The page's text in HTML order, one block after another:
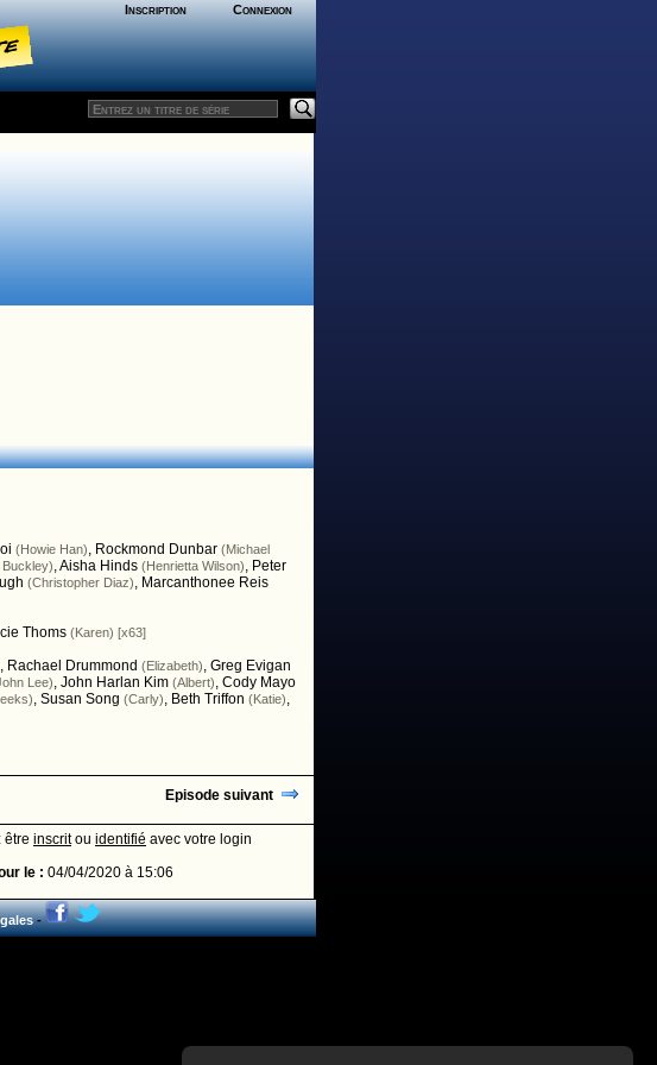
Inscription Connexion
(Howie Han), Rockmond Dunbar (Michael
,Aisha Hinds (Henrietta Wilson), Peter
(Christopher Diaz), Marcanthonee Reis
Thoms (Karen) [x63]
, Rachael Drummond (Elizabeth), Greg Evigan
Lee), John Harlan Kim (Albert), Cody Mayo
, Susan Song (Carly), Beth Triffon (Katie),
Episode suivant
être inscritou identifié avec votre login
le : 04/04/2020 à 15:06
-